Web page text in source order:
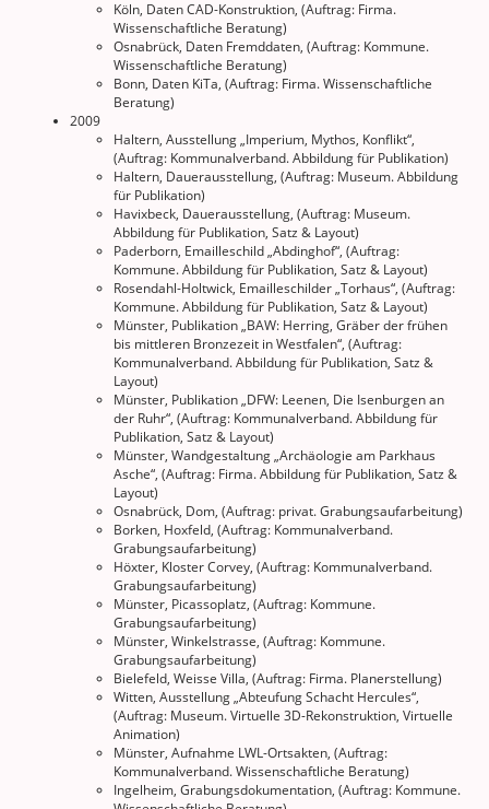
Köln, Daten CAD-Konstruktion, (Auftrag: Firma.
Wissenschaftliche Beratung)
Osnabrück, Daten Fremddaten, (Auftrag: Kommune.
Wissenschaftliche Beratung)
Bonn, Daten KiTa, (Auftrag: Firma. Wissenschaftliche
Beratung)
2009
Haltern, Ausstellung „Imperium, Mythos, Konflikt“,
(Auftrag: Kommunalverband. Abbildung für Publikation)
Haltern, Dauerausstellung, (Auftrag: Museum. Abbildung
für Publikation)
Havixbeck, Dauerausstellung, (Auftrag: Museum.
Abbildung für Publikation, Satz & Layout)
Paderborn, Emailleschild „Abdinghof“, (Auftrag:
Kommune. Abbildung für Publikation, Satz & Layout)
Rosendahl-Holtwick, Emailleschilder „Torhaus“, (Auftrag:
Kommune. Abbildung für Publikation, Satz & Layout)
Münster, Publikation „BAW: Herring, Gräber der frühen
bis mittleren Bronzezeit in Westfalen“, (Auftrag:
Kommunalverband. Abbildung für Publikation, Satz &
Layout)
Münster, Publikation „DFW: Leenen, Die Isenburgen an
der Ruhr“, (Auftrag: Kommunalverband. Abbildung für
Publikation, Satz & Layout)
Münster, Wandgestaltung „Archäologie am Parkhaus
Asche“, (Auftrag: Firma. Abbildung für Publikation, Satz &
Layout)
Osnabrück, Dom, (Auftrag: privat. Grabungsaufarbeitung)
Borken, Hoxfeld, (Auftrag: Kommunalverband.
Grabungsaufarbeitung)
Höxter, Kloster Corvey, (Auftrag: Kommunalverband.
Grabungsaufarbeitung)
Münster, Picassoplatz, (Auftrag: Kommune.
Grabungsaufarbeitung)
Münster, Winkelstrasse, (Auftrag: Kommune.
Grabungsaufarbeitung)
Bielefeld, Weisse Villa, (Auftrag: Firma. Planerstellung)
Witten, Ausstellung „Abteufung Schacht Hercules“,
(Auftrag: Museum. Virtuelle 3D-Rekonstruktion, Virtuelle
Animation)
Münster, Aufnahme LWL-Ortsakten, (Auftrag:
Kommunalverband. Wissenschaftliche Beratung)
Ingelheim, Grabungsdokumentation, (Auftrag: Kommune.